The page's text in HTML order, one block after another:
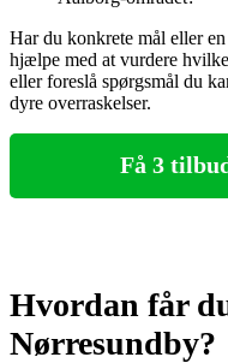
Har du konkrete mål eller
hjælpe med at vurdere
eller foreslå spørgsmål du
dyre overraskelser.
Få 3
Hvordan får
Nørresundby?